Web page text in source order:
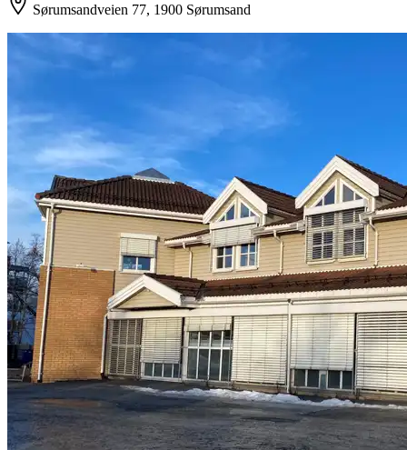
Sørumsandveien 77, 1900 Sørumsand